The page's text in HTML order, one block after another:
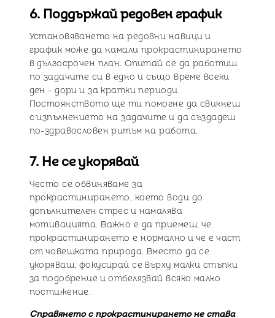
6. Поддържай редовен график
Установяването на редовни навици и
график може да намали прокрастинирането
в дългосрочен план. Опитай се да работиш
по задачите си в едно и също време всеки
ден - дори и за кратки периоди.
Постоянството ще ти помогне да свикнеш
с изпълнението на задачите и да създадеш
по-здравословен ритъм на работа.
7. Не се укорявай
Често се обвиняваме за
прокрастинирането, което води до
допълнителен стрес и намалява
мотивацията. Важно е да приемеш, че
прокрастинирането е нормално и че е част
от човешката природа. Вместо да се
укоряваш, фокусирай се върху малки стъпки
за подобрение и отбелязвай всяко малко
постижение.
Справянето с прокрастинирането не става